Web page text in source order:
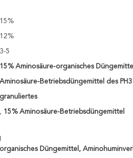
15%
12%
3-5
15% Aminosäure-organisches Düngemittel
Aminosäure-Betriebsdüngemittel des PH3
granuliertes
, 15% Aminosäure-Betriebsdüngemittel
Düngemittel,